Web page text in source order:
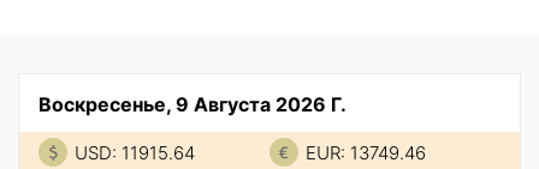
Воскресенье, 9 Августа 2026 Г.
USD: 11915.64 EUR: 13749.46